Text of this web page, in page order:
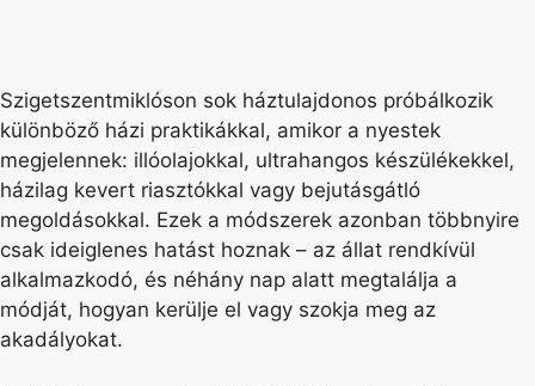
Szigetszentmiklóson sok háztulajdonos próbálkozik
különböző házi praktikákkal, amikor a nyestek
megjelennek: illóolajokkal, ultrahangos készülékekkel,
házilag kevert riasztókkal vagy bejutásgátló
megoldásokkal. Ezek a módszerek azonban többnyire
csak ideiglenes hatást hoznak – az állat rendkívül
alkalmazkodó, és néhány nap alatt megtalálja a
módját, hogyan kerülje el vagy szokja meg az
akadályokat.